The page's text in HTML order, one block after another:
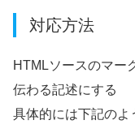
対応方法
HTMLソースのマー
伝わる記述にする
具体的には下記のよ